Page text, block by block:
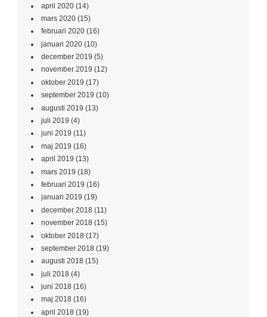
april 2020 (14)
mars 2020 (15)
februari 2020 (16)
januari 2020 (10)
december 2019 (5)
november 2019 (12)
oktober 2019 (17)
september 2019 (10)
augusti 2019 (13)
juli 2019 (4)
juni 2019 (11)
maj 2019 (16)
april 2019 (13)
mars 2019 (18)
februari 2019 (16)
januari 2019 (19)
december 2018 (11)
november 2018 (15)
oktober 2018 (17)
september 2018 (19)
augusti 2018 (15)
juli 2018 (4)
juni 2018 (16)
maj 2018 (16)
april 2018 (19)